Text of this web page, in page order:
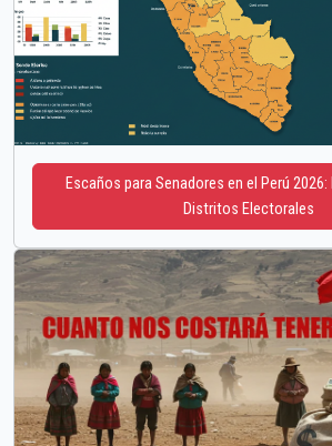
Escaños para Senadores en el Perú
Distritos Electorales